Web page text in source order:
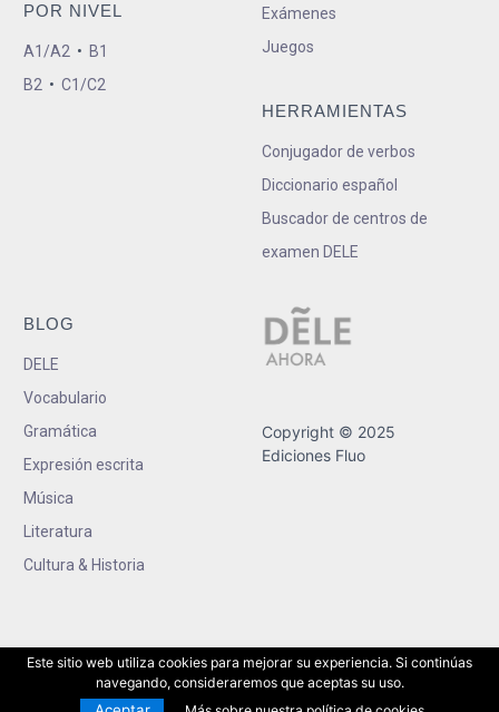
POR NIVEL
A1/A2 • B1
B2 • C1/C2
Exámenes
Juegos
HERRAMIENTAS
Conjugador de verbos
Diccionario español
Buscador de centros de
examen DELE
BLOG
DELE
Vocabulario
Gramática
Expresión escrita
Música
Literatura
Cultura & Historia
Copyright © 2025
Ediciones Fluo
Este sitio web utiliza cookies para mejorar su experiencia. Si continúas
navegando, consideraremos que aceptas su uso.